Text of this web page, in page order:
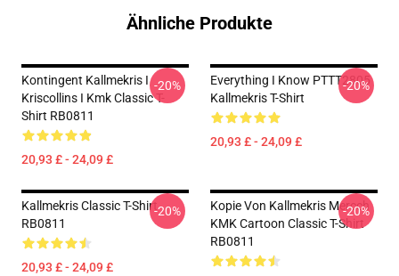
Ähnliche Produkte
Kontingent Kallmekris I
Kriscollins I Kmk Classic T-
Shirt RB0811
20,93 £ - 24,09 £
-20%
Everything I Know PTTT2805
Kallmekris T-Shirt
20,93 £ - 24,09 £
-20%
Kallmekris Classic T-Shirt
RB0811
20,93 £ - 24,09 £
-20%
Kopie Von Kallmekris Mercch
KMK Cartoon Classic T-Shirt
RB0811
-20%